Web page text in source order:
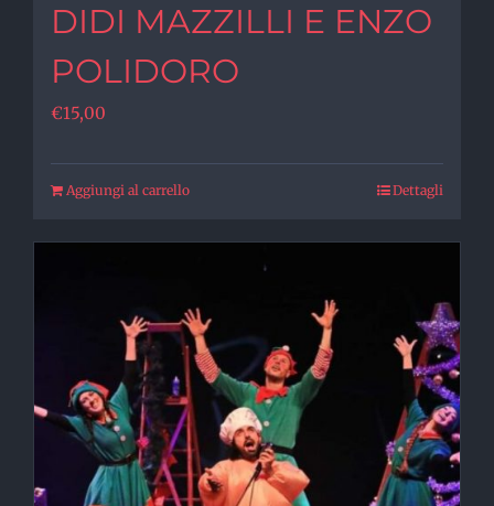
DIDI MAZZILLI E ENZO
POLIDORO
€15,00
Aggiungi al carrello Dettagli